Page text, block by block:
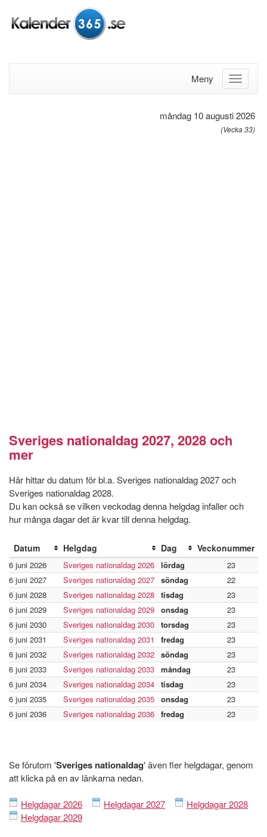
Meny
måndag 10 augusti 2026
(Vecka 33)
Sveriges nationaldag 2027, 2028 och
mer
Här hittar du datum för bl.a. Sveriges nationaldag 2027 och
Sveriges nationaldag 2028.
Du kan också se vilken veckodag denna helgdag infaller och
hur många dagar det är kvar till denna helgdag.
Datum Helgdag Dag Veckonummer
6 juni 2026 Sveriges nationaldag 2026 lördag
23
6 juni 2027
Sveriges nationaldag 2027 söndag
22
6 juni 2028
Sveriges nationaldag 2028 tisdag
23
6 juni 2029
Sveriges nationaldag 2029 onsdag
23
6 juni 2030
Sveriges nationaldag 2030 torsdag
23
6 juni 2031
Sveriges nationaldag 2031 fredag
23
6 juni 2032
Sveriges nationaldag 2032 söndag
23
6 juni 2033
Sveriges nationaldag 2033 måndag
23
6 juni 2034
Sveriges nationaldag 2034 tisdag
23
6 juni 2035
Sveriges nationaldag 2035 onsdag
23
6 juni 2036
Sveriges nationaldag 2036 fredag 23
Se förutom 'Sveriges nationaldag' även fler helgdagar, genom
att klicka på en av länkarna nedan.
Helgdagar 2026 Helgdagar 2027
Helgdagar 2028
Helgdagar 2029